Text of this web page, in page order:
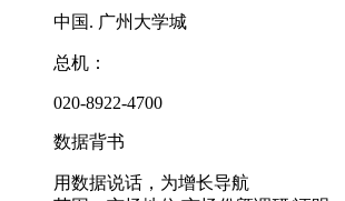
中国. 广州大学城
总机：
020-8922-4700
数据背书
用数据说话，为增长导航